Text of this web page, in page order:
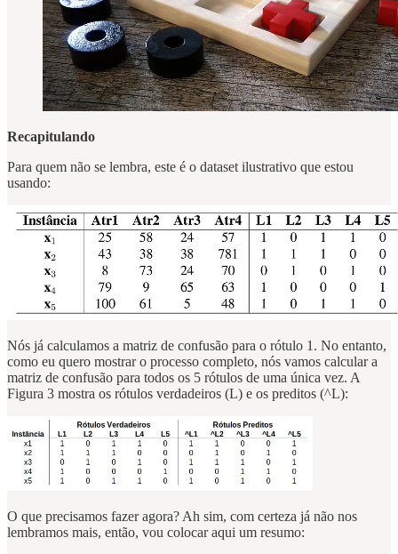
Recapitulando
Para quem não se lembra, este é o dataset ilustrativo que estou
usando:
Nós já calculamos a matriz de confusão para o rótulo 1. No entanto,
como eu quero mostrar o processo completo, nós vamos calcular a
matriz de confusão para todos os 5 rótulos de uma única vez. A
Figura 3 mostra os rótulos verdadeiros (L) e os preditos (^L):
O que precisamos fazer agora? Ah sim, com certeza já não nos
lembramos mais, então, vou colocar aqui um resumo: